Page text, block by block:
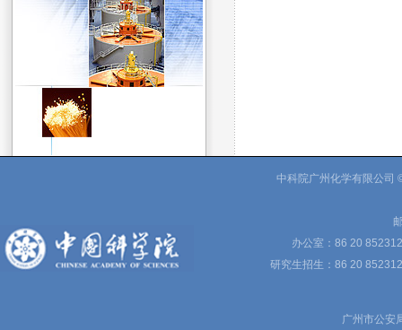
中科院广州化学有限公司
办公室：86 20
研究生招生：86 20
广州市公安